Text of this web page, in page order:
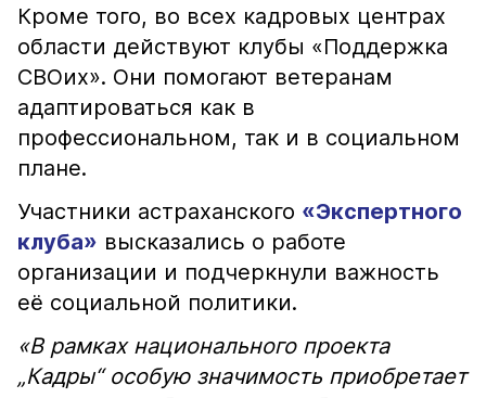
Кроме того, во всех кадровых центрах
области действуют клубы «Поддержка
СВОих». Они помогают ветеранам
адаптироваться как в
профессиональном, так и в социальном
плане.
Участники астраханского «Экспертного
клуба» высказались о работе
организации и подчеркнули важность
её социальной политики.
«В рамках национального проекта
„Кадры“ особую значимость приобретает